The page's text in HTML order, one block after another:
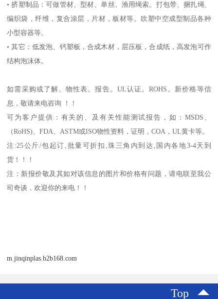
•挤塑制品：可做管材、型材、单丝、渔用绳索。打包带、捆扎绳、
编织袋，纤维，复合涂层，片材，板材等。吹塑中空成型制品各种
小型容器等。
•其它：低发泡、钙塑板，合成木材，层压板，合成纸，高发泡可作
结构泡沫体。
如需采购或了解、物性表。报告。 UL认证。ROHS 。新价格等信
息，敬请来电咨询 ！！
可为客户提供：有关的、及有关性能测试报告，如： MSDS
（RoHS) 、FDA ASTM或ISO物性资料，证明，COA ，UL黄卡等。
注 :25公斤/包起订 批量可折扣 珠三角内到达 国内各地3-4天到
货！！！
注：新报价敬及其如对该信息的图片和价格有问题，请电联至我公
司奇谈，欢迎你的来电！！
m.jinqinplas.b2b168.com
Top